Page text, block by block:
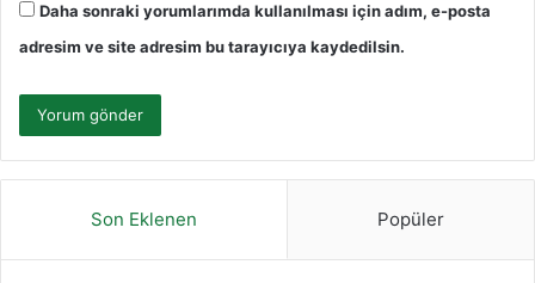
Daha sonraki yorumlarımda kullanılması için adım, e-posta
adresim ve site adresim bu tarayıcıya kaydedilsin.
Son Eklenen Popüler